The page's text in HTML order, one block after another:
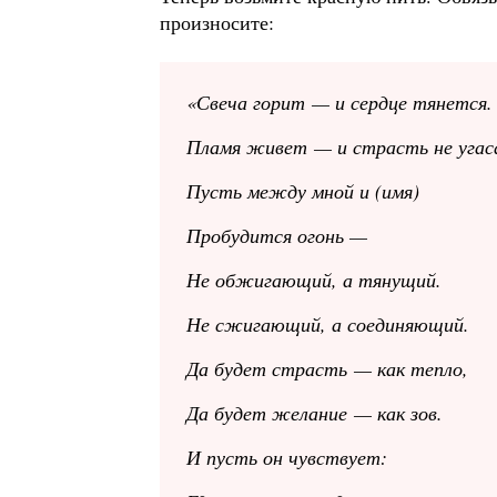
произносите:
«Свеча горит — и сердце тянется.
Пламя живет — и страсть не
Пусть между мной и (имя)
Пробудится огонь —
Не обжигающий, а тянущий.
Не сжигающий, а соединяющий.
Да будет страсть — как тепло,
Да будет желание — как зов.
И пусть он чувствует: